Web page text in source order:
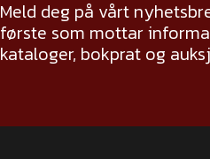
Meld deg på vårt
første som mottar
kataloger, bokprat og